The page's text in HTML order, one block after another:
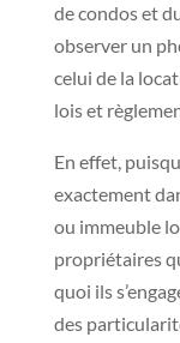
de condos et
observer un
celui de la
lois et
En effet,
exactement
ou immeuble
propriétaires
quoi ils
des